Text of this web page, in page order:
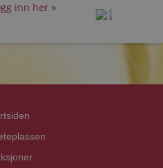
inn her »